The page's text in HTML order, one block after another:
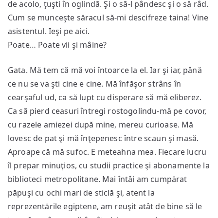
de acolo, ţuşti în oglindă. Şi o să-l pândesc şi o să râd.
Cum se munceşte săracul să-mi descifreze taina! Vine
asistentul. Ieşi pe aici.
Poate… Poate vii şi mâine?
Gata. Mă tem că mă voi întoarce la el. Iar şi iar, până
ce nu se va şti cine e cine. Mă înfăşor strâns în
cearşaful ud, ca să lupt cu disperare să mă eliberez.
Ca să pierd ceasuri întregi rostogolindu-mă pe covor,
cu razele amiezei după mine, mereu curioase. Mă
lovesc de pat şi mă înţepenesc între scaun şi masă.
Aproape că mă sufoc. E meteahna mea. Fiecare lucru
îl prepar minuţios, cu studii practice şi abonamente la
biblioteci metropolitane. Mai întâi am cumpărat
păpuşi cu ochi mari de sticlă şi, atent la
reprezentările egiptene, am reuşit atât de bine să le